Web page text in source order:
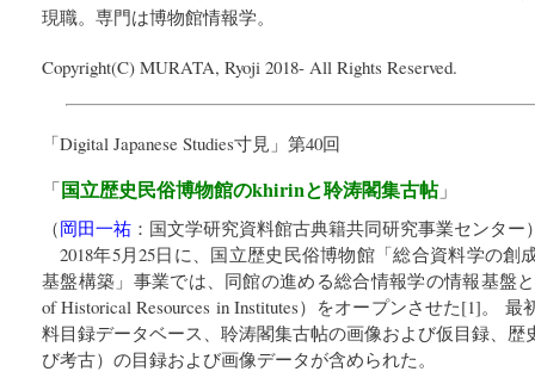
現職。専門は博物館情報学。
Copyright(C) MURATA, Ryoji 2018- All Rights Reserved.
「Digital Japanese Studies寸見 」第40回
「国立歴史民俗博物館のkhirinと聆涛閣集古帖」
（岡田一祐 ： 国文学研究資料館古典籍共同研究事業センター
2018年5月25日に、国立歴史民俗博物館「総合資料学の創
基盤構築」事業では、同館の進める総合情報学の情報基盤と
of Historical Resources in Institutes）をオープンさせた[1]。
料目録データベース、聆涛閣集古帖の画像および仮目録、歴
び考古）の目録および画像データが含められた。